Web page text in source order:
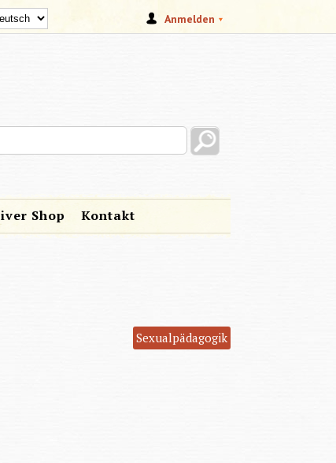
Anmelden
Shop Kontakt
Sexualpädagogik